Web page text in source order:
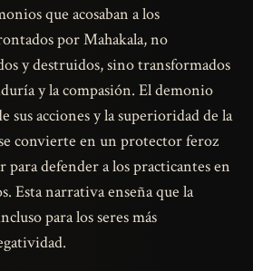
que acosaban a los
por Mahakala, no
y destruidos, sino transformados
y la compasión. El demonio
sus acciones y la superioridad de la
convierte en un protector feroz
para defender a los practicantes en
Esta narrativa enseña que la
para los seres más